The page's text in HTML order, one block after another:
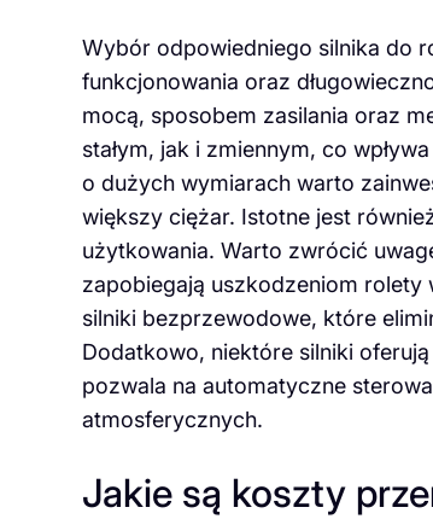
Wybór odpowiedniego silnika do
funkcjonowania oraz
mocą, sposobem zasilania oraz
stałym, jak i zmiennym, co
o dużych wymiarach warto
większy ciężar. Istotne jest
użytkowania. Warto zwrócić
zapobiegają uszkodzeniom rolety
silniki bezprzewodowe, które
Dodatkowo, niektóre silniki
pozwala na automatyczne
atmosferycznych.
Jakie są koszty